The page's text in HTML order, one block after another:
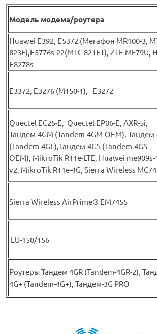
Модель модема/роутера
Huawei Е392, E5372 (Мегафон MR100-3,
823F),E5776s-22(МТС 821FT), ZTE MF79U,
E8278s
E3372, E3276 (М150-1), E3272
Quectel EC25-E, Quectel EP06-E, AXR-5i,
Тандем-4GM (Tandem-4GM-OEM), Тандем-
(Tandem-4GL),Тандем-4GS (Tandem-4GS-
OEM), MikroTik R11e-LTE, Huawei me909s-
v2, MikroTik R11e-4G, Sierra Wireless
Sierra Wireless AirPrime® EM7455
LU-150/156
Роутеры Тандем 4GR (Tandem-4GR-2),
4G+ (Tandem-4G+), Тандем-3G PRO